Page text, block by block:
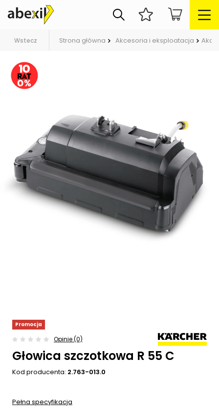
Wstecz Strona główna Akcesoria i eksploatacja
Promocja
Opinie (0)
Głowica szczotkowa R 55 C
Kod producenta: 2.763-013.0
Pełna specyfikacja